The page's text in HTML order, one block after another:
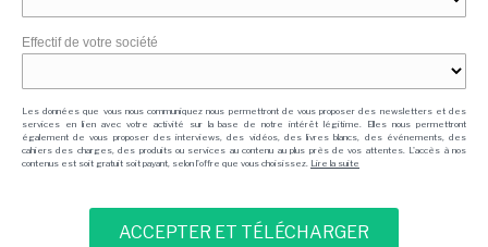
Effectif de votre société
Les données que vous nous communiquez nous permettront de vous proposer des newsletters et des
services en lien avec votre activité sur la base de notre intérêt légitime. Elles nous permettront
également de vous proposer des interviews, des vidéos, des livres blancs, des événements, des
cahiers des charges, des produits ou services au contenu au plus près de vos attentes. L'accès à nos
contenus est soit gratuit soit payant, selon l'offre que vous choisissez. Lire la suite